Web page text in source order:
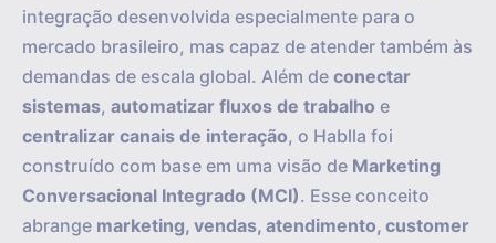
integração desenvolvida especialmente para o
mercado brasileiro, mas capaz de atender também às
demandas de escala global. Além de conectar
sistemas, automatizar fluxos de trabalho e
centralizar canais de interação, o Hablla foi
construído com base em uma visão de Marketing
Conversacional Integrado (MCI). Esse conceito
abrange marketing, vendas, atendimento, customer